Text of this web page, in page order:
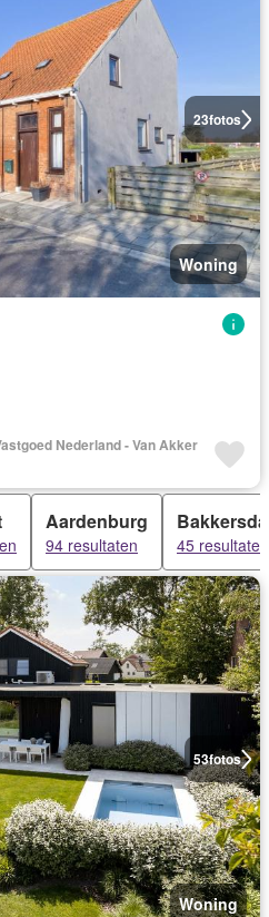
23fotos
Woning
Nederland - Van Akker
Aardenburg
94 resultaten 45 resultaten
53fotos
Woning